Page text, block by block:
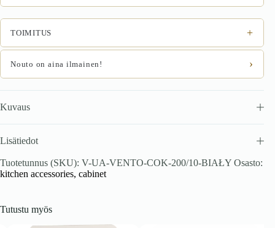
TOIMITUS +
Nouto on aina ilmainen! ›
Kuvaus
Lisätiedot
Tuotetunnus (SKU): V-UA-VENTO-COK-200/10-BIAŁY Osasto:
kitchen accessories, cabinet
Tutustu myös